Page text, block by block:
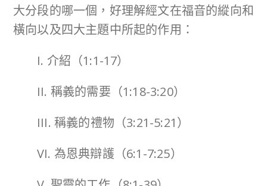
大分段的哪一個，好理解經文在福音的縱向和
橫向以及四大主題中所起的作用：
I. 介紹（1:1-17）
II. 稱義的需要（1:18-3:20）
III. 稱義的禮物（3:21-5:21）
VI. 為恩典辯護（6:1-7:25）